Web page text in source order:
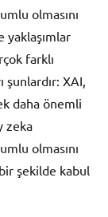
olmasını
yaklaşımlar
farklı
şunlardır: XAI,
daha önemli
zeka
olmasını
şekilde kabul